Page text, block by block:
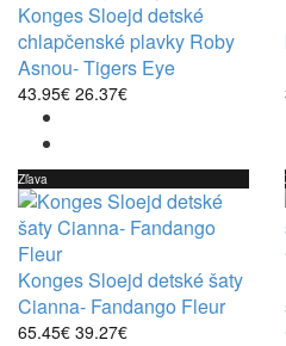
Konges Sloejd detské
chlapčenské plavky Roby
Asnou- Tigers Eye
43.95€ 26.37€
Zľava
Konges Sloejd detské šaty
Cianna- Fandango Fleur
65.45€ 39.27€